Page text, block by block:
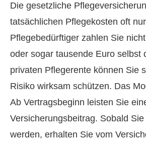
Die gesetzliche
tatsächlichen Pflegekosten oft
Pflegebedürftiger zahlen Sie
oder sogar tausende Euro selbst
privaten Pfle­ge­ren­te können Sie
Risiko wirksam schützen. Das
Ab Vertragsbeginn leisten Sie
Versicherungsbeitrag. Sobald
werden, erhalten Sie vom